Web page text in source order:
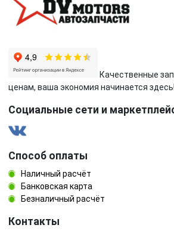
Качественные
ценам, ваша экономия начинается здесь!
Социальные сети и
Способ оплаты
Наличный расчёт
Банковская карта
Безналичный расчёт
Контакты